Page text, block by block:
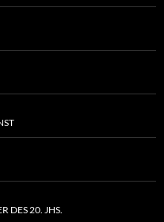
DES 20. JHS.